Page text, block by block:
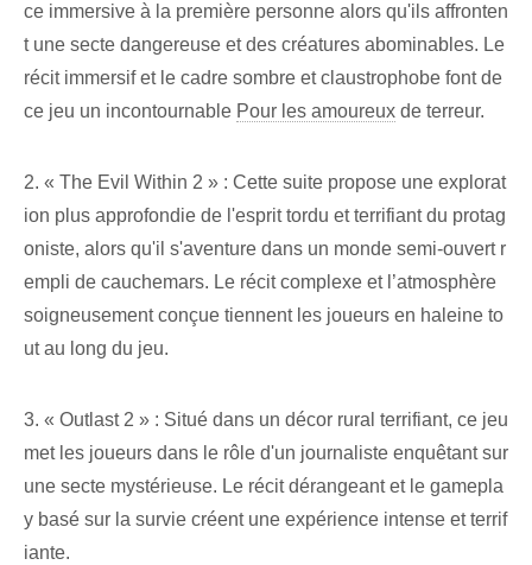
ce immersive à la première personne alors qu'ils affronten
t une secte dangereuse et des créatures abominables. Le
récit immersif et le cadre sombre et claustrophobe font de
ce jeu un incontournable Pour les amoureux de terreur.
2. « The Evil Within 2 » : Cette suite propose une explorat
ion plus approfondie de l'esprit tordu et terrifiant du protag
oniste, alors qu'il s'aventure dans un monde semi-ouvert r
empli de cauchemars. Le récit complexe et l’atmosphère
soigneusement conçue tiennent les joueurs en haleine to
ut au long du jeu.
3. « Outlast 2 » : Situé dans un décor rural terrifiant, ce jeu
met les joueurs dans le rôle d'un journaliste enquêtant sur
une secte mystérieuse. Le récit dérangeant et le gamepla
y basé sur la survie créent une expérience intense et terrif
iante.